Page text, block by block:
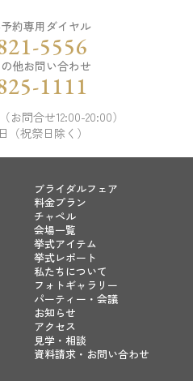
約専用ダイヤル
5556
他お問い合わせ
1111
お問合せ12:00-20:00）
（祝祭日除く）
ブライダルフェア
料金プラン
チャペル
会場一覧
挙式アイテム
挙式レポート
私たちについて
フォトギャラリー
パーティー・会議
お知らせ
アクセス
見学・相談
資料請求・お問い合わせ